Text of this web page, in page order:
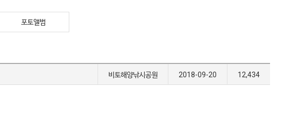
포토앨범
비토해양낚시공원 2018-09-20 12,434